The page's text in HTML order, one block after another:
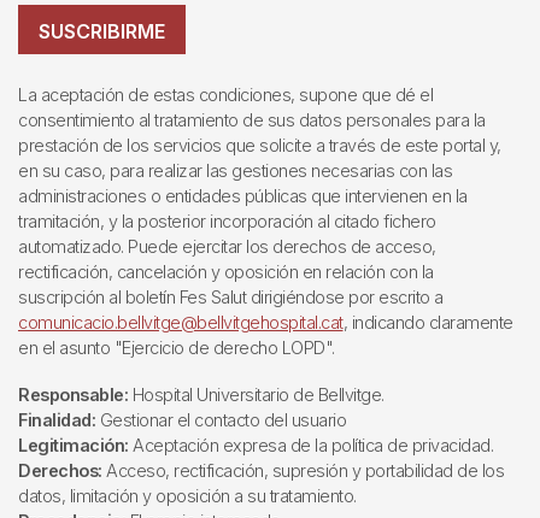
SUSCRIBIRME
La aceptación de estas condiciones, supone que dé el
consentimiento al tratamiento de sus datos personales para la
prestación de los servicios que solicite a través de este portal y,
en su caso, para realizar las gestiones necesarias con las
administraciones o entidades públicas que intervienen en la
tramitación, y la posterior incorporación al citado fichero
automatizado. Puede ejercitar los derechos de acceso,
rectificación, cancelación y oposición en relación con la
suscripción al boletín Fes Salut dirigiéndose por escrito a
comunicacio.bellvitge@bellvitgehospital.cat, indicando claramente
en el asunto "Ejercicio de derecho LOPD".
Responsable: Hospital Universitario de Bellvitge.
Finalidad: Gestionar el contacto del usuario
Legitimación: Aceptación expresa de la política de privacidad.
Derechos: Acceso, rectificación, supresión y portabilidad de los
datos, limitación y oposición a su tratamiento.